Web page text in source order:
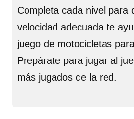
Completa cada nivel para
velocidad adecuada te
juego de motocicletas
Prepárate para jugar al
más jugados de la red.